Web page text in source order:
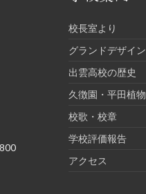
校長室より
グランドデザイ
出雲高校の歴史
久徴園・平田植
校歌・校章
学校評価報告
アクセス